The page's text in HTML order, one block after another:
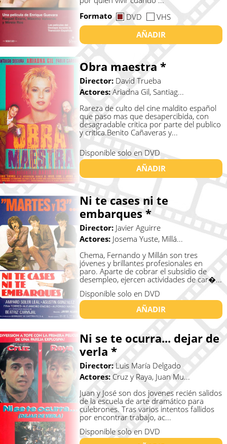
Formato
DVD
VHS
AÑADIR
Obra maestra *
Director: David Trueba
Actores:Ariadna Gil, Santiag...
Rareza de culto del cine maldito español
que paso mas que desapercibida, con
desagradable critica por parte del publico
y critica.Benito Cañaveras y...
Disponible solo en DVD
AÑADIR
Ni te cases ni te
embarques *
Director: Javier Aguirre
Actores: Josema Yuste, Millá...
Chema, Fernando y Millán son tres
jóvenes y brillantes profesionales en
paro. Aparte de cobrar el subsidio de
desempleo, ejercen actividades de car�...
Disponible solo en DVD
AÑADIR
Ni se te ocurra... dejar de
verla *
Director: Luis María Delgado
Actores:Cruz y Raya, Juan Mu...
Juan y José son dos jovenes recién salidos
de la escuela de arte dramático para
culebrones. Tras varios intentos fallidos
por encontrar trabajo, ac...
Disponible solo en DVD